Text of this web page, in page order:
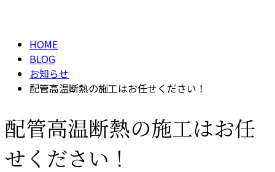
HOME
BLOG
お知らせ
配管高温断熱の施工はお任せください！
配管高温断熱の施工はお任
せください！